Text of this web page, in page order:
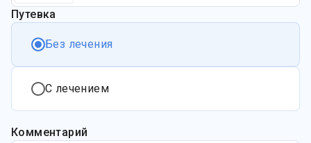
Путевка
Без лечения
С лечением
Комментарий